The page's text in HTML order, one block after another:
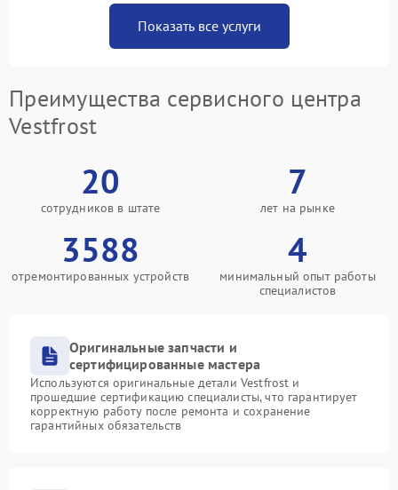
Показать все услуги
Преимущества сервисного центра
Vestfrost
20
сотрудников в штате
7
лет на рынке
3588
отремонтированных устройств
4
минимальный опыт работы
специалистов
Оригинальные запчасти и
сертифицированные мастера
Используются оригинальные детали Vestfrost и
прошедшие сертификацию специалисты, что гарантирует
корректную работу после ремонта и сохранение
гарантийных обязательств